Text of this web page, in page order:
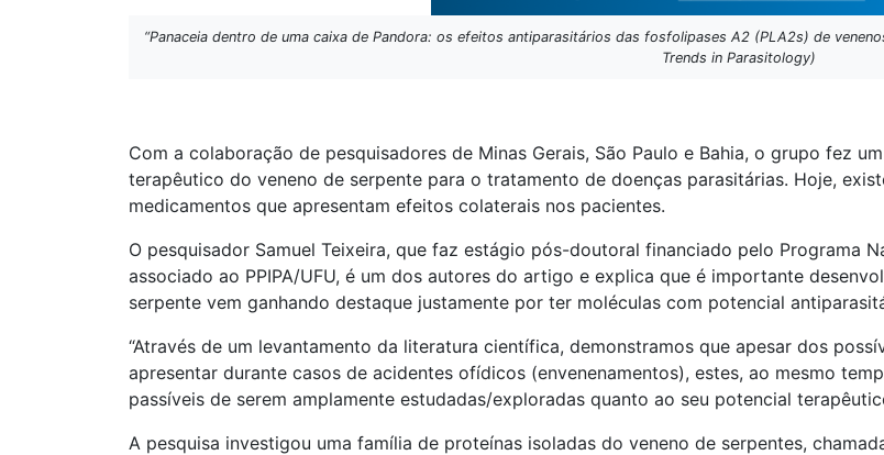
“Panaceia dentro de uma caixa de Pandora: os efeitos antiparasitários das fosfolipases A2 (PLA2s) de
Trends in Parasitology)
Com a colaboração de pesquisadores de Minas Gerais, São Paulo e Bahia, o grupo fez
terapêutico do veneno de serpente para o tratamento de doenças parasitárias. Hoje,
medicamentos que apresentam efeitos colaterais nos pacientes.
O pesquisador Samuel Teixeira, que faz estágio pós-doutoral financiado pelo Programa
associado ao PPIPA/UFU, é um dos autores do artigo e explica que é importante
serpente vem ganhando destaque justamente por ter moléculas com potencial
“Através de um levantamento da literatura científica, demonstramos que apesar dos
apresentar durante casos de acidentes ofídicos (envenenamentos), estes, ao mesmo
passíveis de serem amplamente estudadas/exploradas quanto ao seu potencial
A pesquisa investigou uma família de proteínas isoladas do veneno de serpentes,